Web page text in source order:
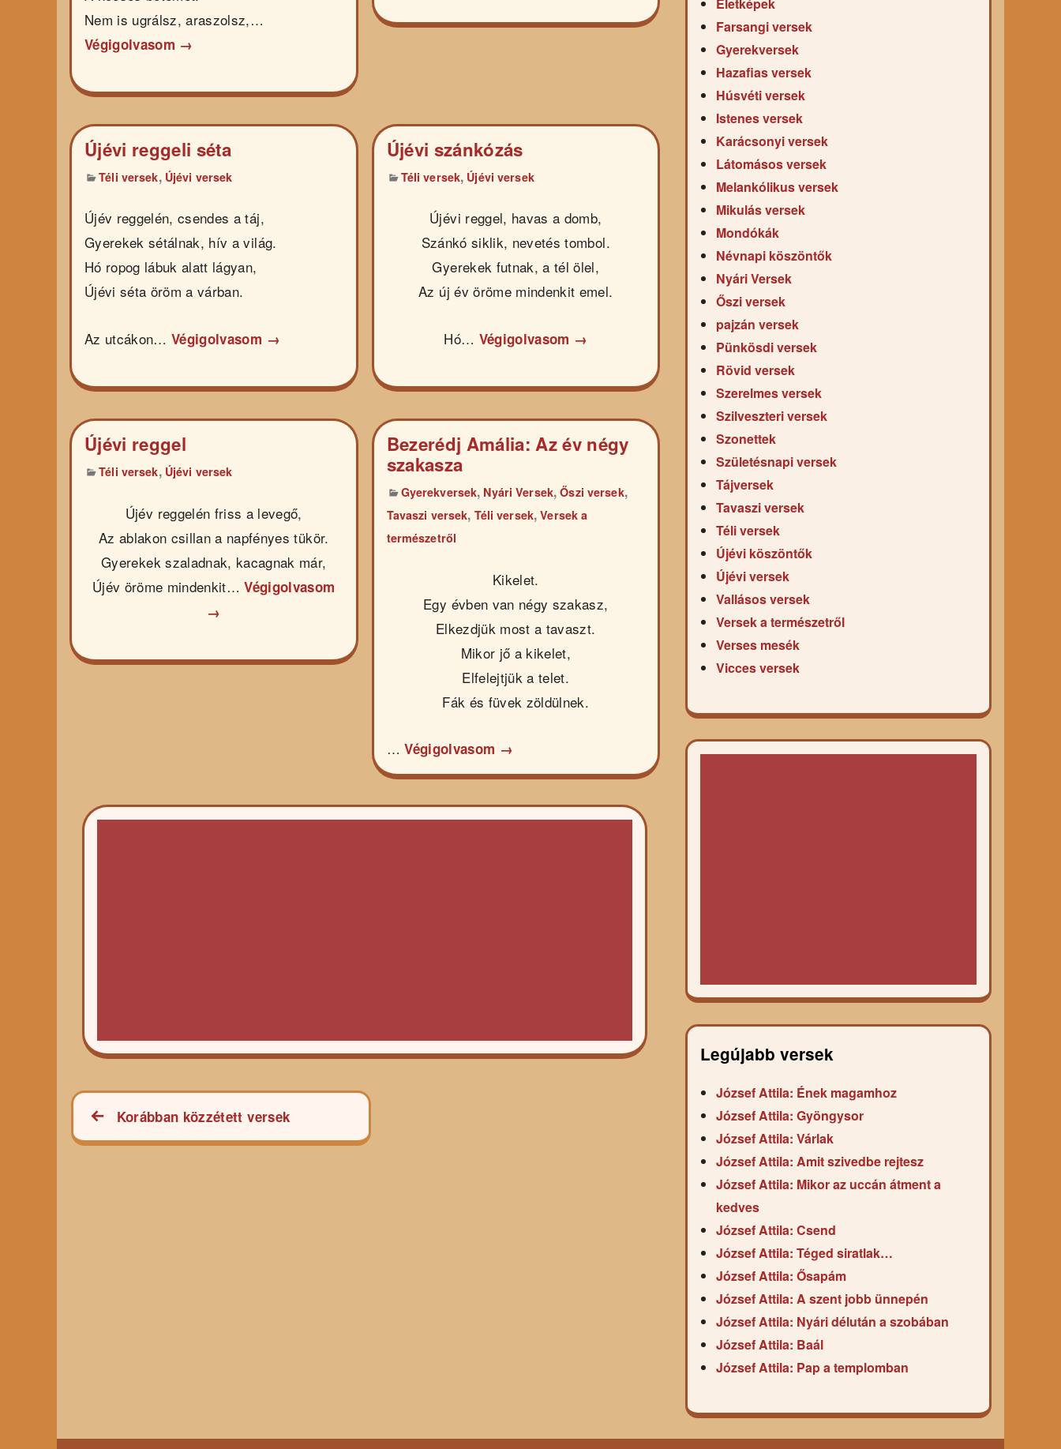
Nem is ugrálsz, araszolsz,…
Végigolvasom →
Újévi reggeli séta
Téli versek, Újévi versek
Újév reggelén, csendes a táj,
Gyerekek sétálnak, hív a világ.
Hó ropog lábuk alatt lágyan,
Újévi séta öröm a várban.
Az utcákon…Végigolvasom →
Újévi szánkózás
Téli versek, Újévi versek
Újévi reggel, havas a domb,
Szánkó siklik, nevetés tombol.
Gyerekek futnak, a tél ölel,
Az új év öröme mindenkit emel.
Hó… Végigolvasom →
Újévi reggel
Téli versek, Újévi versek
Újév reggelén friss a levegő,
Az ablakon csillan a napfényes tükör.
Gyerekek szaladnak, kacagnak már,
Újév öröme mindenkit…Végigolvasom
→
Bezerédj Amália: Az év négy
szakasza
Gyerekversek, Nyári Versek,Őszi versek,
Tavaszi versek, Téli versek,Versek a
természetről
Kikelet.
Egy évben van négy szakasz,
Elkezdjük most a tavaszt.
Mikor jő a kikelet,
Elfelejtjük a telet.
Fák és füvek zöldülnek.
…Végigolvasom →
Bejegyzés
navigáció
Korábban közzétett versek
Életképek
Farsangi versek
Gyerekversek
Hazafias versek
Húsvéti versek
Istenes versek
Karácsonyi versek
Látomásos versek
Melankólikus versek
Mikulás versek
Mondókák
Névnapi köszöntők
Nyári Versek
Őszi versek
pajzán versek
Pünkösdi versek
Rövid versek
Szerelmes versek
Szilveszteri versek
Szonettek
Születésnapi versek
Tájversek
Tavaszi versek
Téli versek
Újévi köszöntők
Újévi versek
Vallásos versek
Versek a természetről
Verses mesék
Vicces versek
Legújabb versek
József Attila: Ének magamhoz
József Attila: Gyöngysor
József Attila: Várlak
József Attila: Amit szivedbe rejtesz
József Attila: Mikor az uccán átment a
kedves
József Attila: Csend
József Attila: Téged siratlak…
József Attila: Ősapám
József Attila: A szent jobb ünnepén
József Attila: Nyári délután a szobában
József Attila: Baál
József Attila: Pap a templomban